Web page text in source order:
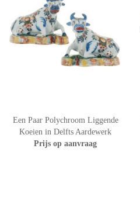
Een Paar Polychroom Liggende
Koeien in Delfts Aardewerk
Prijs op aanvraag